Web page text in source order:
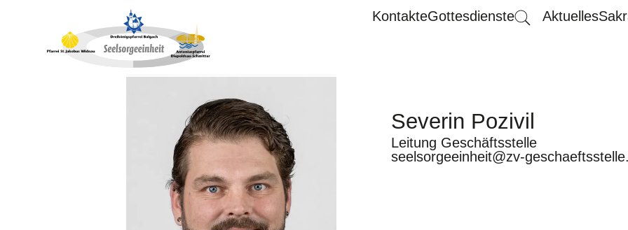
KontakteGottesdienste Aktuelles
Severin Pozivil
Leitung Geschäftsstelle
seelsorgeeinheit@zv-